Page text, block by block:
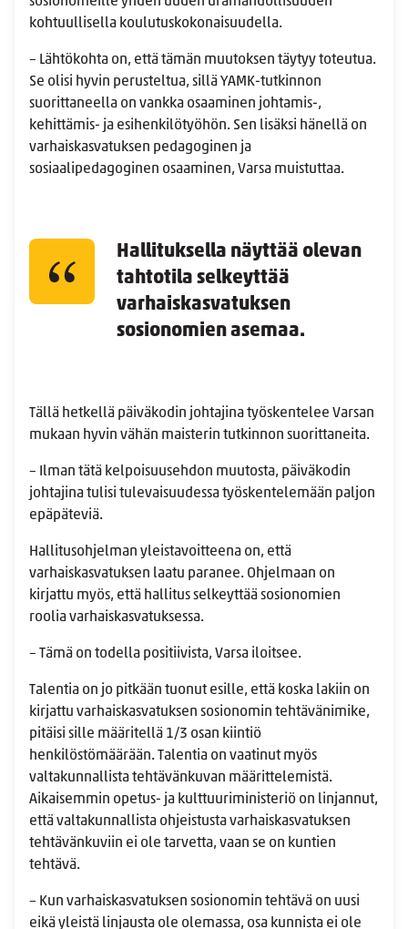
kohtuullisella koulutuskokonaisuudella.
– Lähtökohta on, että tämän muutoksen täytyy toteutua.
Se olisi hyvin perusteltua, sillä YAMK-tutkinnon
suorittaneella on vankka osaaminen johtamis-,
kehittämis- ja esihenkilötyöhön. Sen lisäksi hänellä on
varhaiskasvatuksen pedagoginen ja
sosiaalipedagoginen osaaminen, Varsa muistuttaa.
Hallituksella näyttää olevan
tahtotila selkeyttää
varhaiskasvatuksen
sosionomien asemaa.
Tällä hetkellä päiväkodin johtajina työskentelee Varsan
mukaan hyvin vähän maisterin tutkinnon suorittaneita.
– Ilman tätä kelpoisuusehdon muutosta, päiväkodin
johtajina tulisi tulevaisuudessa työskentelemään paljon
epäpäteviä.
Hallitusohjelman yleistavoitteena on, että
varhaiskasvatuksen laatu paranee. Ohjelmaan on
kirjattu myös, että hallitus selkeyttää sosionomien
roolia varhaiskasvatuksessa.
– Tämä on todella positiivista, Varsa iloitsee.
Talentia on jo pitkään tuonut esille, että koska lakiin on
kirjattu varhaiskasvatuksen sosionomin tehtävänimike,
pitäisi sille määritellä 1/3 osan kiintiö
henkilöstömäärään. Talentia on vaatinut myös
valtakunnallista tehtävänkuvan määrittelemistä.
Aikaisemmin opetus- ja kulttuuriministeriö on linjannut,
että valtakunnallista ohjeistusta varhaiskasvatuksen
tehtävänkuviin ei ole tarvetta, vaan se on kuntien
tehtävä.
– Kun varhaiskasvatuksen sosionomin tehtävä on uusi
eikä yleistä linjausta ole olemassa, osa kunnista ei ole